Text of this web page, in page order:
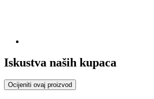
Iskustva naših kupaca
Ocijeniti ovaj proizvod